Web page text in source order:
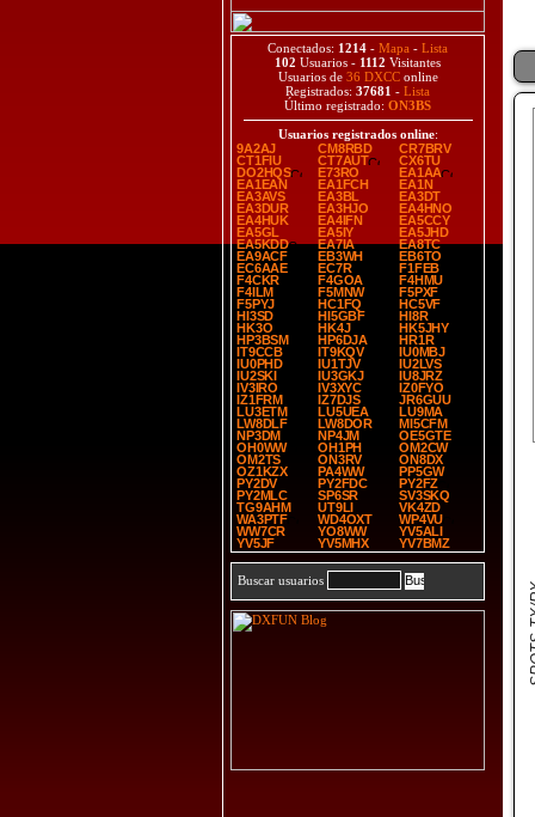
Conectados: 1214 - Mapa - Lista
102 Usuarios - 1112 Visitantes
Usuarios de 36 DXCConline
Registrados: 37681 - Lista
Último registrado: ON3BS
Usuarios registrados online:
9A2AJ
CM8RBD
CR7BRV
CT1FIU
CT7AUT
CX6TU
DO2HQS
E73RO
EA1AA
EA1EAN
EA1FCH
EA1N
EA3AVS
EA3BL
EA3DT
EA3DUR
EA3HJO
EA4HNO
EA4HUK
EA4IFN
EA5CCY
EA5GL
EA5IY
EA5JHD
EA5KDD
EA7IA
EA8TC
EA9ACF
EB3WH
EB6TO
EC6AAE
EC7R
F1FEB
F4CKR
F4GOA
F4HMU
F4ILM
F5MNW
F5PXF
F5PYJ
HC1FQ
HC5VF
HI3SD
HI5GBF
HI8R
HK3O
HK4J
HK5JHY
HP3BSM
HP6DJA
HR1R
IT9CCB
IT9KQV
IU0MBJ
IU0PHD
IU1TJV
IU2LVS
IU2SKI
IU3GKJ
IU8JRZ
IV3IRO
IV3XYC
IZ0FYO
IZ1FRM
IZ7DJS
JR6GUU
LU3ETM
LU5UEA
LU9MA
LW8DLF
LW8DOR
MI5CFM
NP3DM
NP4JM
OE5GTE
OH0WW
OH1PH
OM2CW
OM2TS
ON3RV
ON8DX
OZ1KZX
PA4WW
PP5GW
PY2DV
PY2FDC
PY2FZ
PY2MLC
SP6SR
SV3SKQ
TG9AHM
UT9LI
VK4ZD
WA3PTF
WD4OXT
WP4VU
WW7CR
YO8WW
YV5ALI
YV5JF
YV5MHX YV7BMZ
Buscar usuarios